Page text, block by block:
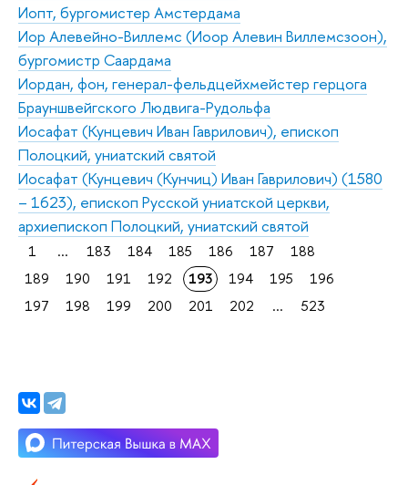
Иопт, бургомистер Амстердама
Иор Алевейно-Виллемс (Иоор Алевин Виллемсзоон),
бургомистр Саардама
Иордан, фон, генерал-фельдцейхмейстер герцога
Брауншвейгского Людвига-Рудольфа
Иосафат (Кунцевич Иван Гаврилович), епископ
Полоцкий, униатский святой
Иосафат (Кунцевич (Кунчиц) Иван Гаврилович) (1580
– 1623), епископ Русской униатской церкви,
архиепископ Полоцкий, униатский святой
1 ... 183 184 185 186 187
188
189
190 191 192 193 194 195
196
197
198 199 200 201 202 ... 523